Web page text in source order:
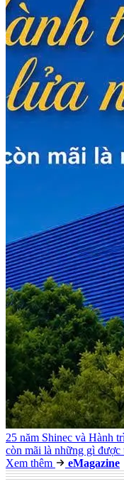
25 năm Shinec và Hành
còn mãi là những gì được
Xem thêm
eMagazine